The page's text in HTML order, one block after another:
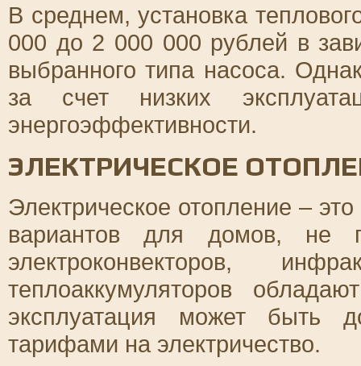
В среднем, установка
000 до 2 000 000 рублей в
выбранного типа насоса.
за счет низких
энергоэффективности.
ЭЛЕКТРИЧЕСКОЕ
Электрическое отопление –
вариантов для домов, не
электроконвекторов,
теплоаккумуляторов
эксплуатация может быть
тарифами на электричество.